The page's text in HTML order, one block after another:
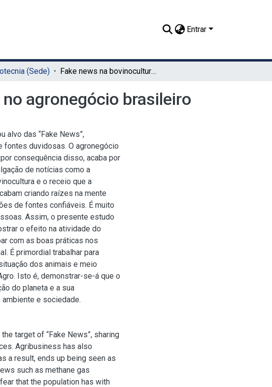
Entrar
(Sede) Fake news na bovinocultura e seus impactos no agronegócio brasileiro
agronegócio brasileiro
alvo das “Fake News”,
fontes duvidosas. O agronegócio
consequência disso, acaba por
de notícias como a
e o receio que a
criando raízes na mente
de fontes confiáveis. É muito
Assim, o presente estudo
o efeito na atividade do
com as boas práticas nos
É primordial trabalhar para
dos animais e meio
Isto é, demonstrar-se-á que o
do planeta e a sua
e sociedade.
target of “Fake News”, sharing
Agribusiness has also
a result, ends up being seen as
such as methane gas
that the population has with